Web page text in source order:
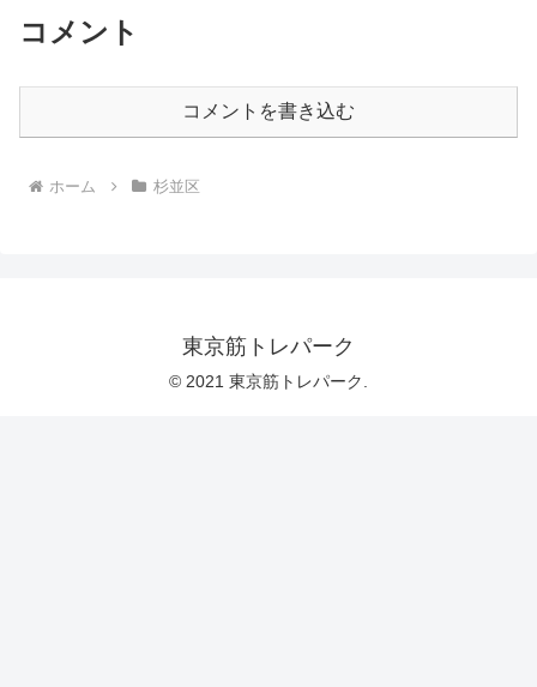
コメント
コメントを書き込む
ホーム 杉並区
東京筋トレパーク
© 2021 東京筋トレパーク.